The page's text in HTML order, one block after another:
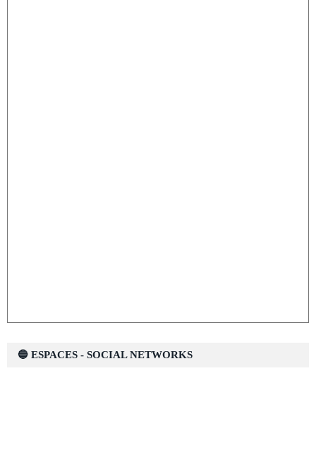
🔵 ESPACES - SOCIAL NETWORKS